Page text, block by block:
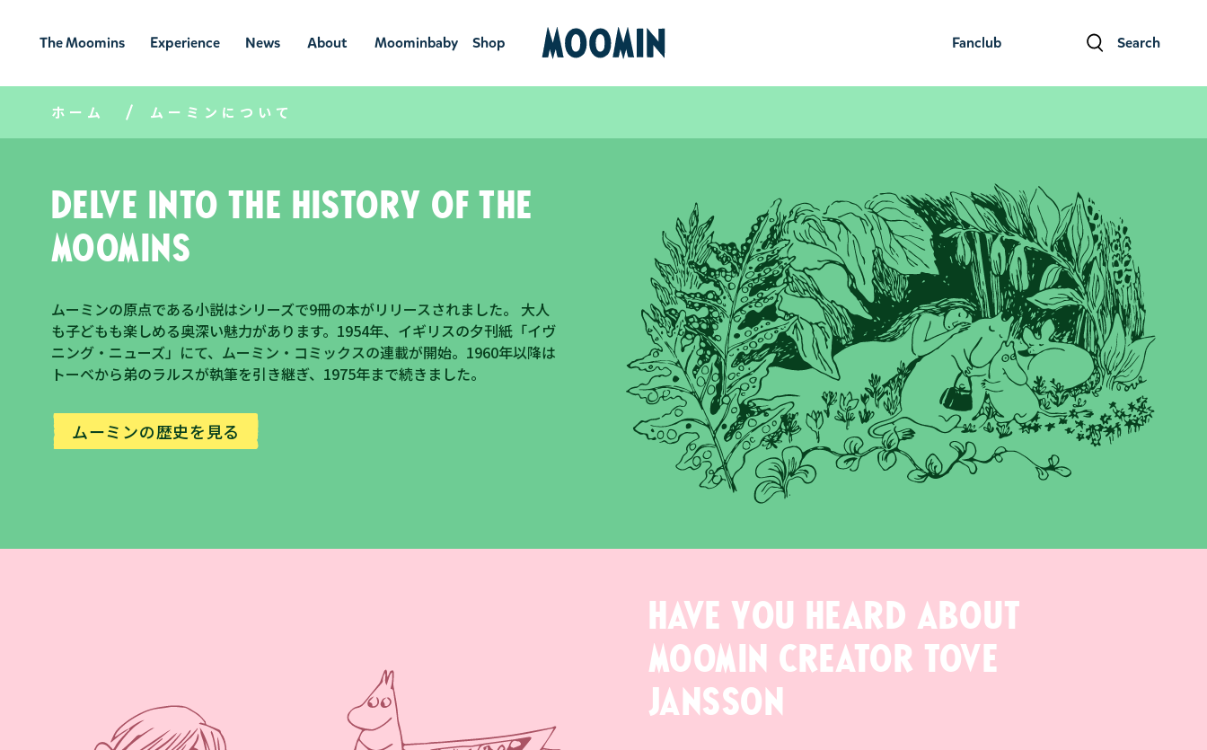
Fanclub Search
The Moomins
ムーミンの
世界
Experience
ムーミンの世
界を楽しむ
News
ニュ
ース
About
ムーミン
Moominbaby
ムーミンベ
Shop
ショ
ホーム ムーミンについて
Delve into the history of the
Moomins
ムーミンの原点である小説はシリーズで9冊の本がリリースされました。 大人
も子どもも楽しめる奥深い魅力があります。1954年、イギリスの夕刊紙「イヴ
ニング・ニューズ」にて、ムーミン・コミックスの連載が開始。1960年以降は
トーベから弟のラルスが執筆を引き継ぎ、1975年まで続きました。
ムーミンの歴史を見る
Have you heard about
Moomin creator Tove
Jansson